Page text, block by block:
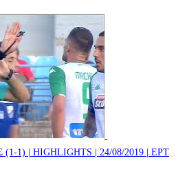
1) | HIGHLIGHTS | 24/08/2019 | ΕΡΤ